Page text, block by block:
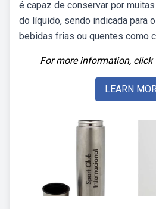
é capaz de conservar por
do líquido, sendo indicada para
bebidas frias ou quentes como
For more information, click
LEARN